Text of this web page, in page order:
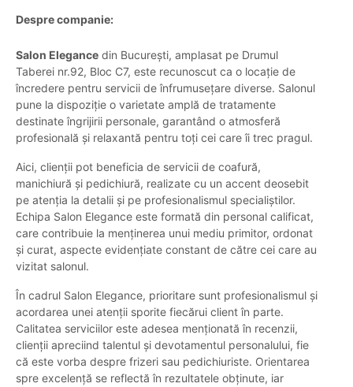
Despre companie:
Salon Elegance din București, amplasat pe Drumul
Taberei nr.92, Bloc C7, este recunoscut ca o locație de
încredere pentru servicii de înfrumusețare diverse. Salonul
pune la dispoziție o varietate amplă de tratamente
destinate îngrijirii personale, garantând o atmosferă
profesională și relaxantă pentru toți cei care îi trec pragul.
Aici, clienții pot beneficia de servicii de coafură,
manichiură și pedichiură, realizate cu un accent deosebit
pe atenția la detalii și pe profesionalismul specialiștilor.
Echipa Salon Elegance este formată din personal calificat,
care contribuie la menținerea unui mediu primitor, ordonat
și curat, aspecte evidențiate constant de către cei care au
vizitat salonul.
În cadrul Salon Elegance, prioritare sunt profesionalismul și
acordarea unei atenții sporite fiecărui client în parte.
Calitatea serviciilor este adesea menționată în recenzii,
clienții apreciind talentul și devotamentul personalului, fie
că este vorba despre frizeri sau pedichiuriste. Orientarea
spre excelență se reflectă în rezultatele obținute, iar